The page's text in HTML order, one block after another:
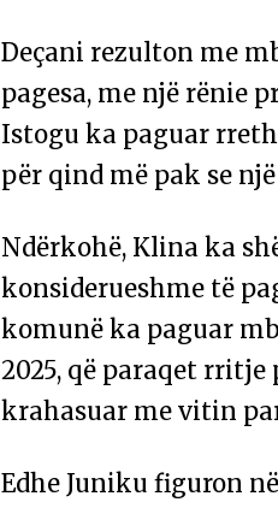
Deçani rezulton me
pagesa, me një rënie
Istogu ka paguar
për qind më pak se
Ndërkohë, Klina ka
konsiderueshme të
komunë ka paguar
2025, që paraqet rritje
krahasuar me vitin
Edhe Juniku figuron